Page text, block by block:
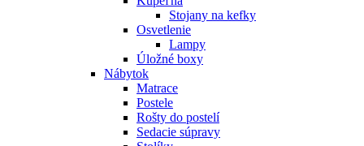
Stojany na kefky
Osvetlenie
Lampy
Úložné boxy
Nábytok
Matrace
Postele
Rošty do postelí
Sedacie súpravy